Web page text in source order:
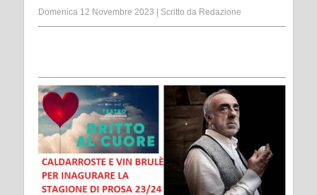
Domenica 12 Novembre 2023 Scritto da Redazione